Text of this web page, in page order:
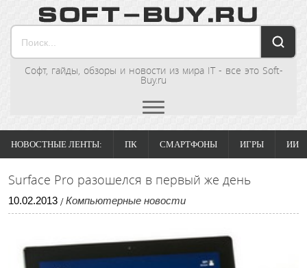
Софт, гайды, обзоры и новости из мира IT - все это Soft-
Buy.ru
НОВОСТНЫЕ ЛЕНТЫ: ПК СМАРТФОНЫ ИГРЫ ИИ
Surface Pro разошелся в первый же день
10.02.2013 / Компьютерные новости